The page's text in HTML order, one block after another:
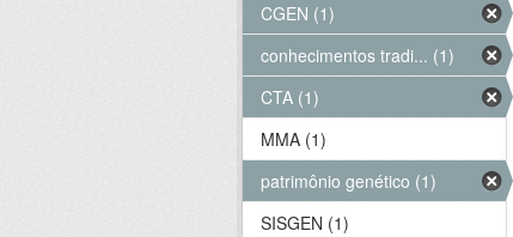
CGEN (1)
conhecimentos tradi... (1)
CTA (1)
MMA (1)
patrimônio genético (1)
SISGEN (1)